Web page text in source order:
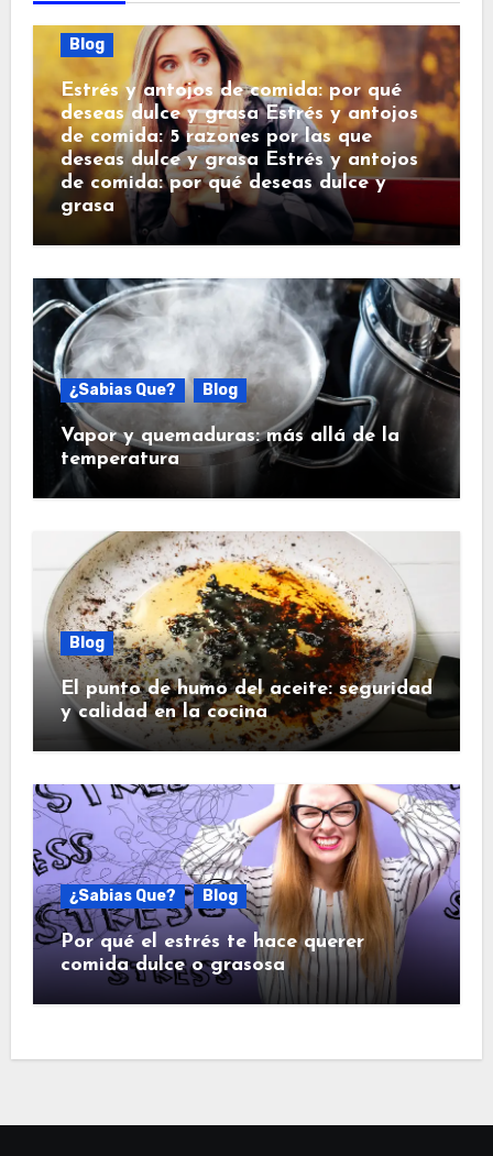
Blog
Estrés y antojos de comida: por qué
deseas dulce y grasa Estrés y antojos
de comida: 5 razones por las que
deseas dulce y grasa Estrés y antojos
de comida: por qué deseas dulce y
grasa
¿Sabias Que? Blog
Vapor y quemaduras: más allá de la
temperatura
Blog
El punto de humo del aceite: seguridad
y calidad en la cocina
¿Sabias Que? Blog
Por qué el estrés te hace querer
comida dulce o grasosa